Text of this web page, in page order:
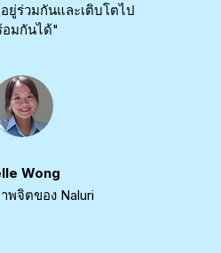
ยู่ร่วมกันและเติบโตไป
อมกันได้"
Wong
พจิตของ Naluri